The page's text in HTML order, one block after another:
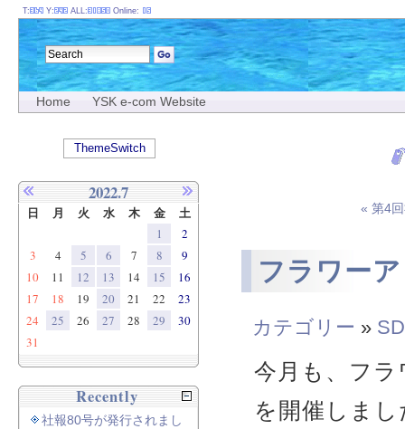
Home YSK e-com Website
« 第4
フラワー
カテゴリー »
今月も、フ
を開催しまし
T: Y: ALL: Online:
ThemeSwitch
2022.7
日 月 火 水 木 金 土
1
2
3
4 5 6 7 8
9
10
11 12 13 14 15
16
17
18 19 20 21 22
23
24
25 26 27 28 29
30
31
Recently
社報80号が発行されまし